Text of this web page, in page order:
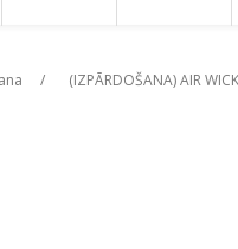
/ (IZPĀRDOŠANA) AIR